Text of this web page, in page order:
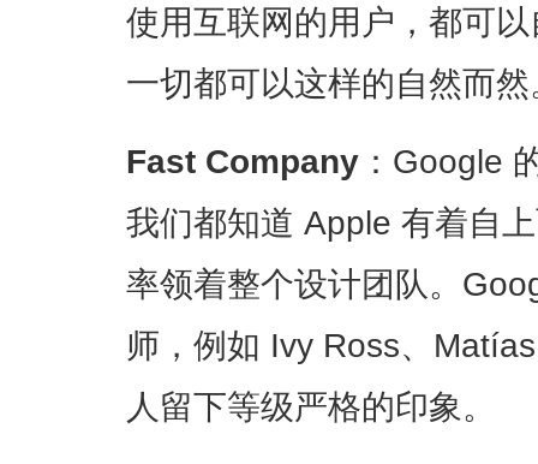
使用互联网的用户，都可
一切都可以这样的自然而然
Fast Company ：Google
我们都知道 Apple 有着自
率领着整个设计团队。
师，例如 Ivy Ross、
人留下等级严格的印象。